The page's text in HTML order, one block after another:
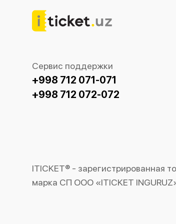
Сервис поддержки
+998 712 071-071
+998 712 072-072
ITICKET® - зарегистрированная
марка СП ООО «ITICKET